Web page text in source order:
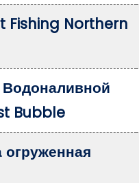
Fishing Northern
Bubble